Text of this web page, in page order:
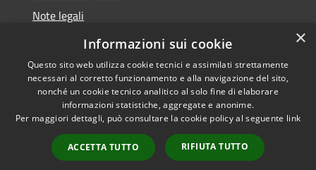
Note legali
Dichiarazione di accessibilità
Accessibilità
Copyright © 2026 • Comune di
Soresina • Powered by
Municipium•
Accesso
redazione
×
Informazioni sui cookie
Questo sito web utilizza cookie tecnici e assimilati strettamente
necessari al corretto funzionamento e alla navigazione del sito,
nonché un cookie tecnico analitico al solo fine di elaborare
informazioni statistiche, aggregate e anonime.
Per maggiori dettagli, può consultare la cookie policy al seguente link
ACCETTA TUTTO RIFIUTA TUTTO